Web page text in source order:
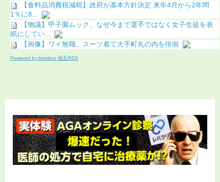
【食料品消費税減税】政府が基本方針決定 来年4月から2年間
1％に8...
【物議】甲子園ムック、なぜ今まで選手ではなく女子生徒を表
紙にしてい...
【画像】ワイ無職、スーツ着て大手町丸の内を徘徊
Powered by livedoor 相互RSS